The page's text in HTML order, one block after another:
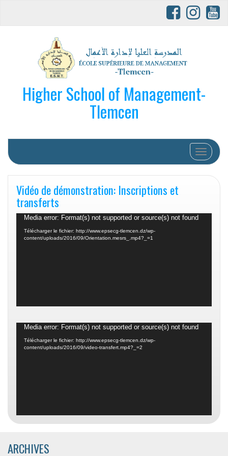
Higher School of Management-
Tlemcen
Afficher/
Vidéo de démonstration: Inscriptions et
transferts
Lecteur
vidéo
Media error: Format(s) not supported or source(s) not found
Télécharger le fichier: http://www.epsecg-tlemcen.dz/wp-
content/uploads/2016/09/Orientation.mesrs_.mp4?_=1
Lecteur
vidéo
Media error: Format(s) not supported or source(s) not found
Télécharger le fichier: http://www.epsecg-tlemcen.dz/wp-
content/uploads/2016/09/video-transfert.mp4?_=2
ARCHIVES